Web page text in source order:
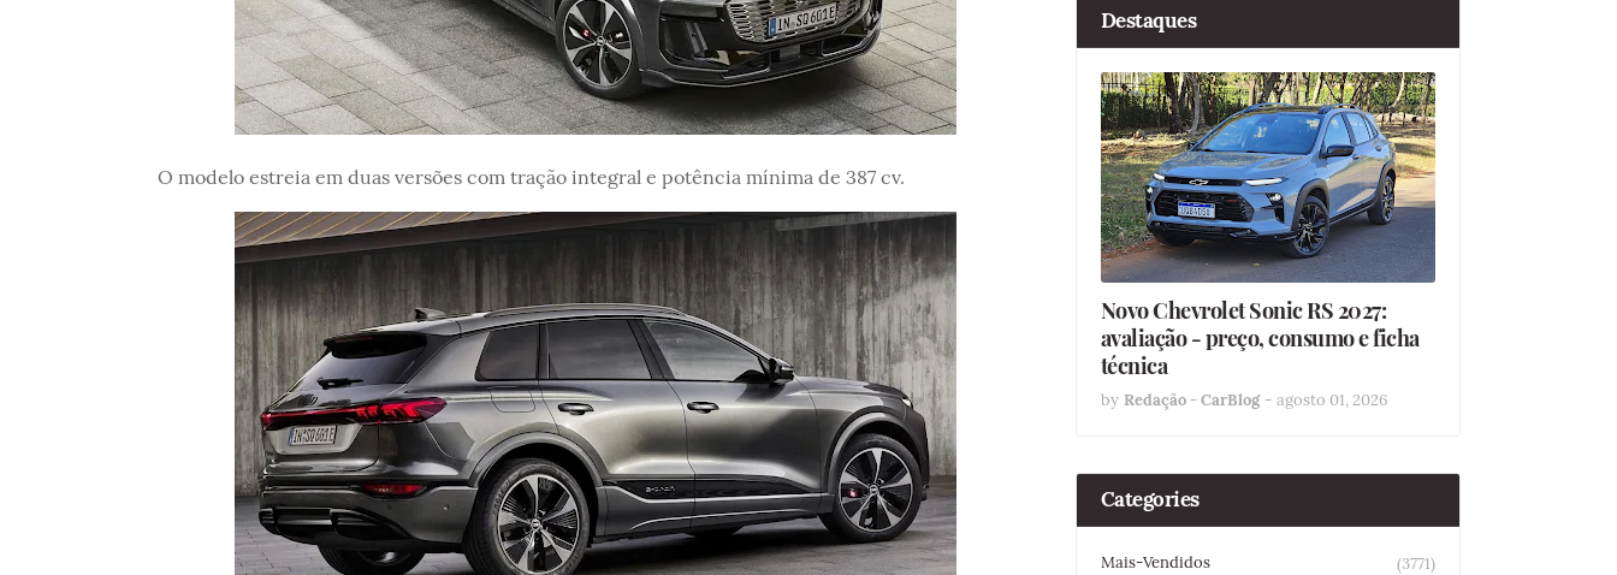
O modelo estreia em duas versões com tração integral e potência mínima de 387 cv.
Destaques
Novo Chevrolet Sonic RS 2027:
avaliação - preço, consumo e ficha
técnica
by Redação - CarBlog - agosto 01, 2026
Categories
Mais-Vendidos
(3771)